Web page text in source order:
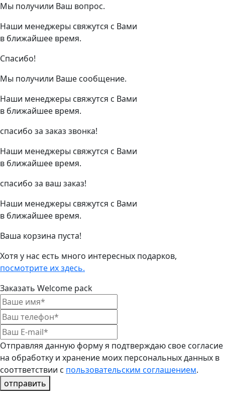
Мы получили Ваш вопрос.
Наши менеджеры свяжутся с Вами
в ближайшее время.
Спасибо!
Мы получили Ваше сообщение.
Наши менеджеры свяжутся с Вами
в ближайшее время.
спасибо за заказ звонка!
Наши менеджеры свяжутся с Вами
в ближайшее время.
спасибо за ваш заказ!
Наши менеджеры свяжутся с Вами
в ближайшее время.
Ваша корзина пуста!
Хотя у нас есть много интересных подарков,
посмотрите их здесь.
Заказать Welcome pack
Отправляя данную форму я подтверждаю свое согласие
на обработку и хранение моих персональных данных в
сооттветствии с пользовательским соглашением.
отправить